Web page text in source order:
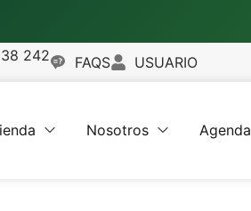
242 FAQS USUARIO
Nosotros Agenda